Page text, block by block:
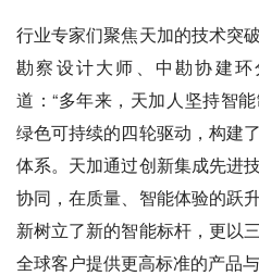
行业专家们聚焦天加的技术突
勘察设计大师、中勘协建
道：“多年来，天加人坚持智
绿色可持续的四轮驱动，构建
体系。天加通过创新集成先进
协同，在质量、智能体验的跃
新树立了新的智能标杆，更以
全球客户提供更高标准的产品